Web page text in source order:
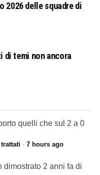
2026 delle squadre di
di temi non ancora
quelli che sul 2 a 0
· 7 hours ago
dimostrato 2 anni fa di